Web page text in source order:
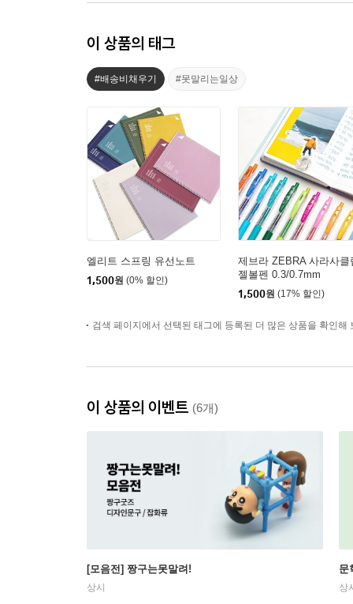
이 상품의 태그
#배송비채우기 #못말리는일상
엘리트 스프링 유선노트
1,500원 (0% 할인)
제브라 ZEBRA 사라사클
젤볼펜 0.3/0.7mm
1,500원 (17% 할인)
검색 페이지에서 선택된 태그에 등록된 더 많은 상품을 확인해
이 상품의 이벤트 (6개)
[모음전] 짱구는못말려!
상시
문
상